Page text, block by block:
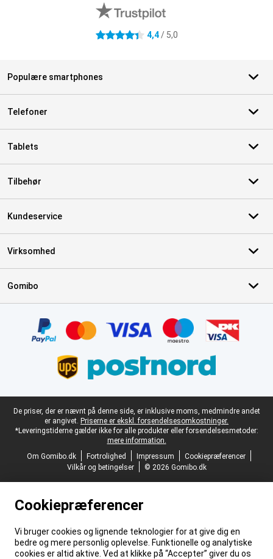
4.4 stjerner 4,4/ 5,0
Populære smartphones
Telefoner
Tablets
Tilbehør
Kundeservice
Virksomhed
Gomibo
Juridisk fodtekst
De priser, der er nævnt på denne side, er inklusive moms, medmindre andet
er angivet. Priserne er ekskl. forsendelsesomkostninger.
*Leveringstiderne gælder ikke for alle produkter eller forsendelsesmetoder:
mere information.
Om Gomibo.dk
Fortrolighed Impressum
Cookiepræferencer
Vilkår og betingelser
© 2026 Gomibo.dk
Cookiepræferencer
Vi bruger cookies og lignende teknologier for at give dig en
bedre og mere personlig oplevelse. Funktionelle og analytiske
cookies er altid aktive. Ved at klikke på “Accepter” giver du os